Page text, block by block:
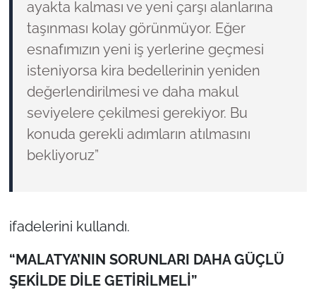
ayakta kalması ve yeni çarşı alanlarına
taşınması kolay görünmüyor. Eğer
esnafımızın yeni iş yerlerine geçmesi
isteniyorsa kira bedellerinin yeniden
değerlendirilmesi ve daha makul
seviyelere çekilmesi gerekiyor. Bu
konuda gerekli adımların atılmasını
bekliyoruz”
ifadelerini kullandı.
“MALATYA’NIN SORUNLARI DAHA GÜÇLÜ
ŞEKİLDE DİLE GETİRİLMELİ”